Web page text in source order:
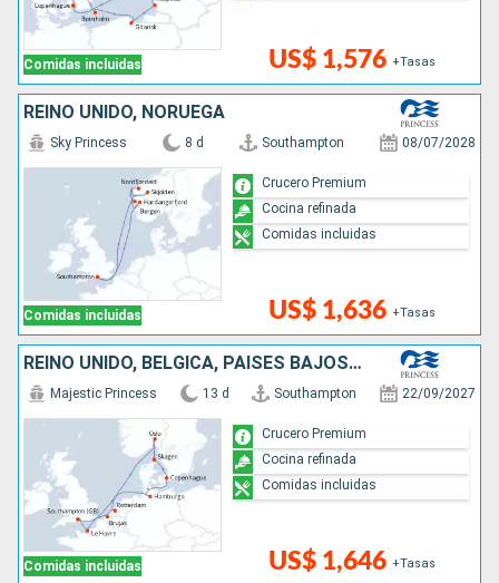
Comidas incluidas US$ 1,576 +Tasas
REINO UNIDO, NORUEGA
Comidas incluidas
Sky Princess 8 d Southampton 08/07/2028
US$ 1,636 +Tasas
Crucero Premium
Cocina refinada
Comidas incluidas
REINO UNIDO, BÉLGICA, PAISES BAJOS, NORUEGA, DINAMARCA, ALEMANIA, FRANCIA
Comidas incluidas
Majestic Princess 13 d Southampton 22/09/2027
US$ 1,646 +Tasas
Crucero Premium
Cocina refinada
Comidas incluidas